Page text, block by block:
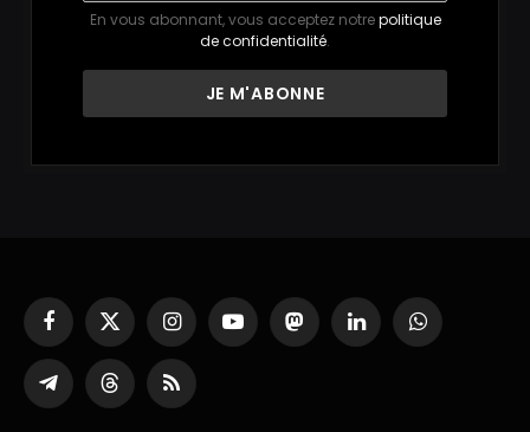
En vous abonnant, vous acceptez notrepolitique
de confidentialité.
Facebook
X
(Twitter)
InstagramYouTubeMastodonLinkedInWhatsApp
Partager
sur
ThreadsRSS